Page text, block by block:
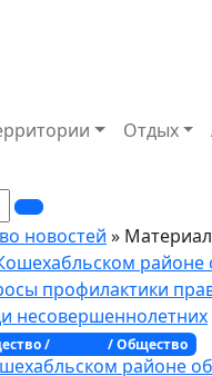
Отдых
новостей »
/ / Общество
районе